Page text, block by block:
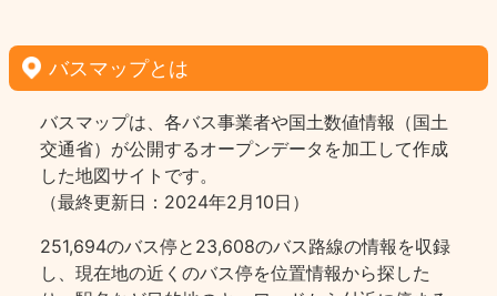
バスマップとは
バスマップは、各バス事業者や国土数値情報（国土
交通省）が公開するオープンデータを加工して作成
した地図サイトです。
（最終更新日：2024年2月10日）
251,694のバス停と23,608のバス路線の情報を収録
し、現在地の近くのバス停を位置情報から探した